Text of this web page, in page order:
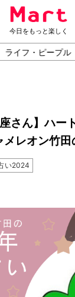
今日をもっと楽しく
ライフ・ピープル
さん】ハー
レオン竹田
い2024